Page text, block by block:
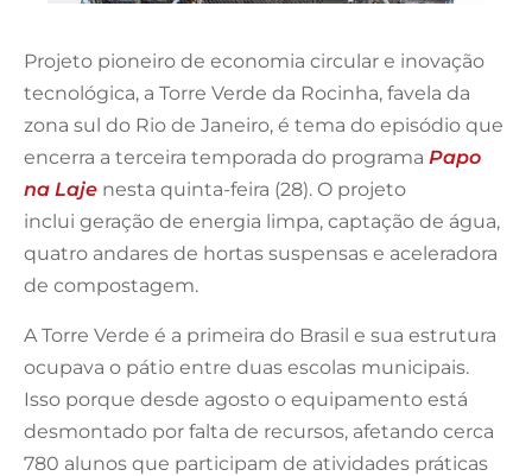
Projeto pioneiro de economia circular e inovação
tecnológica, a Torre Verde da Rocinha, favela da
zona sul do Rio de Janeiro, é tema do episódio que
encerra a terceira temporada do programa Papo
na Laje nesta quinta-feira (28). O projeto
inclui geração de energia limpa, captação de água,
quatro andares de hortas suspensas e aceleradora
de compostagem.
A Torre Verde é a primeira do Brasil e sua estrutura
ocupava o pátio entre duas escolas municipais.
Isso porque desde agosto o equipamento está
desmontado por falta de recursos, afetando cerca
780 alunos que participam de atividades práticas